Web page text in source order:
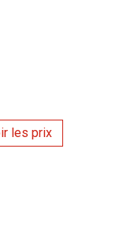
les prix